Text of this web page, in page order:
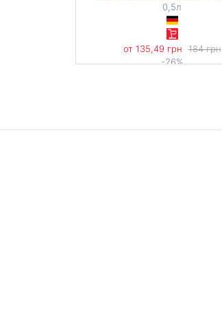
0,5л
от 135,49 грн 184 грн
-26%